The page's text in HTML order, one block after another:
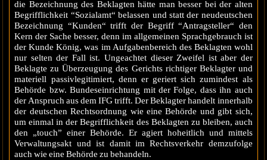
die Bezeichnung des Beklagten hätte man besser bei der alten
Begrifflichkeit “Sozialamt“ belassen und statt der neudeutschen
Bezeichnung “Kunden“ trifft der Begriff “Antragsteller“ den
Kern der Sache besser, denn im allgemeinen Sprachgebrauch ist
der Kunde König, was im Aufgabenbereich des Beklagten wohl
nur selten der Fall ist. Ungeachtet dieser Zweifel ist aber der
Beklagte zu Überzeugung des Gerichts richtiger Beklagter und
materiell passivlegitimiert, denn er geriert sich zumindest als
Behörde bzw. Bundeseinrichtung mit der Folge, dass ihn auch
der Anspruch aus dem IFG trifft. Der Beklagter handelt innerhalb
der deutschen Rechtsordnung wie eine Behörde und gibt sich,
um einmal in der Begrifflichkeit des Beklagten zu bleiben, auch
den „touch” einer Behörde. Er agiert hoheitlich und mittels
Verwaltungsakt und ist damit im Rechtsverkehr demzufolge
auch wie eine Behörde zu behandeln.